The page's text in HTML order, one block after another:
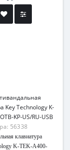
56338
клавиатура
K-TEK-A400-